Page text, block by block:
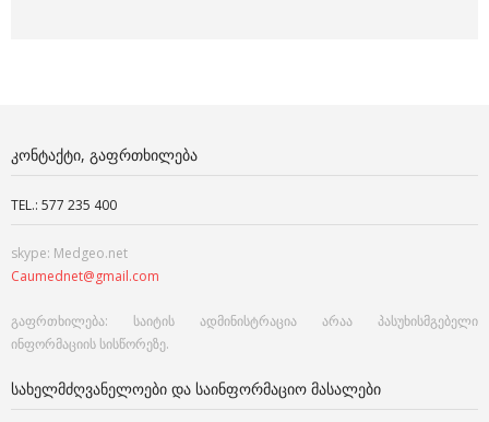
ᲙᲝᲜᲢᲐᲥᲢᲘ, ᲒᲐᲤᲠᲗᲮᲘᲚᲔᲑᲐ
TEL.: 577 235 400
skype: Medgeo.net
Caumednet@gmail.com
გაფრთხილება: საიტის ადმინისტრაცია არაა პასუხისმგებელი
ინფორმაციის სისწორეზე.
ᲡᲐᲮᲔᲚᲛᲫᲦᲕᲐᲜᲔᲚᲝᲔᲑᲘ ᲓᲐ ᲡᲐᲘᲜᲤᲝᲠᲛᲐᲪᲘᲝ ᲛᲐᲡᲐᲚᲔᲑᲘ